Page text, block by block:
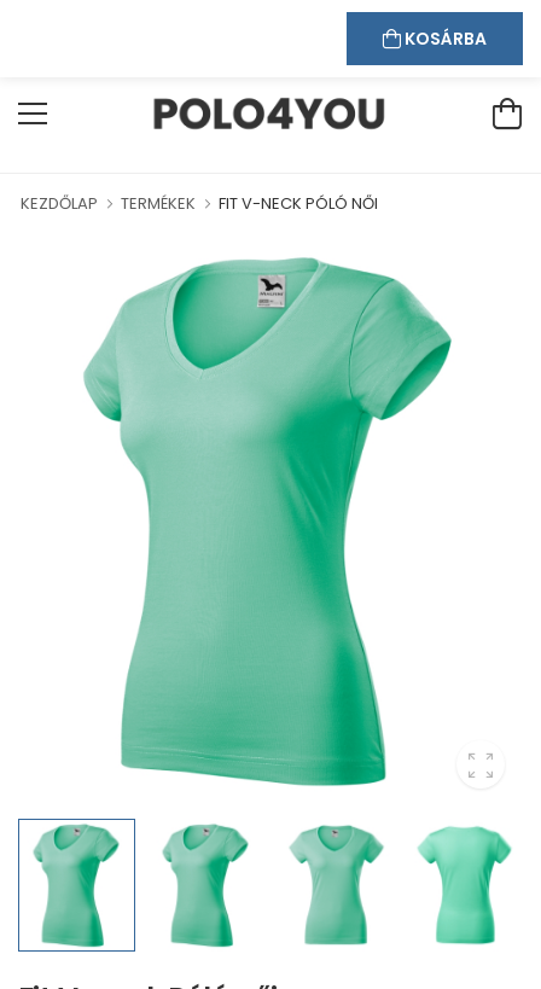
ÜDVÖZÖLJÜK WEBÁRUHÁZUNKBAN!
Bejelentkezés Regisztráció
KEZDŐLAP TERMÉKEK FIT V-NECK PÓLÓ NŐI
KOSÁRBA